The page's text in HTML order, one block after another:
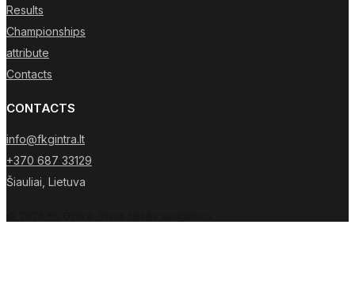
Results
Championships
attribute
Contacts
CONTACTS
info@fkgintra.lt
+370 687 33129
Šiauliai, Lietuva